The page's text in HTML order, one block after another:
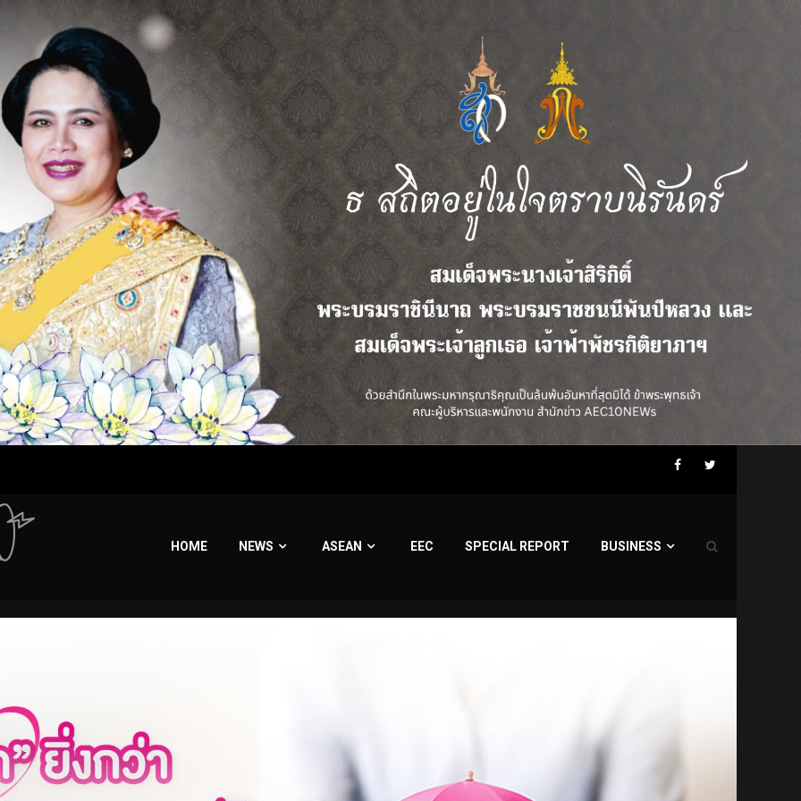
Facebook
Twitter
HOME NEWS ASEAN EEC SPECIAL REPORT BUSINESS